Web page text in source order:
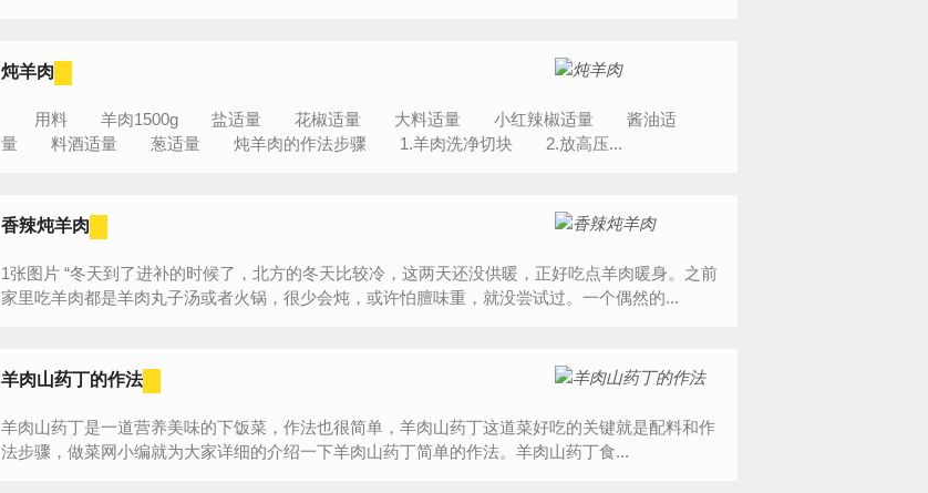
炖羊肉
用料 羊肉1500g 盐适量 花椒适量 大料适量 小红辣椒适量 酱油适
量 料酒适量 葱适量 炖羊肉的作法步骤 1.羊肉洗净切块 2.放高压...
香辣炖羊肉
1张图片 “冬天到了进补的时候了，北方的冬天比较冷，这两天还没供暖，正好吃点羊肉暖身。之前
家里吃羊肉都是羊肉丸子汤或者火锅，很少会炖，或许怕膻味重，就没尝试过。一个偶然的...
羊肉山药丁的作法
羊肉山药丁是一道营养美味的下饭菜，作法也很简单，羊肉山药丁这道菜好吃的关键就是配料和作
法步骤，做菜网小编就为大家详细的介绍一下羊肉山药丁简单的作法。羊肉山药丁食...